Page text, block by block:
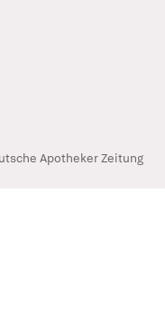
Apotheker Zeitung